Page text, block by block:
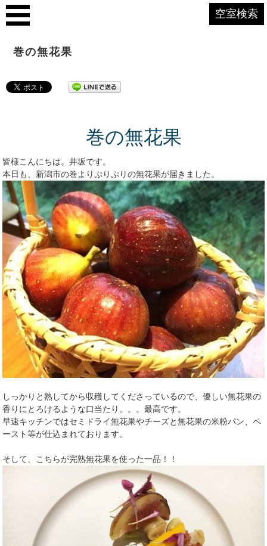
空室検索
巻の無花果
巻の無花果
皆様こんにちは。井坂です。
本日も、新潟市の巻よりぷりぷりの無花果が届きました。
しっかりと熟してから収穫してくださっているので、優しい無花果の
香りにとろけるような口当たり。。。最高です。
早速キッチンではセミドライ無花果やチーズと無花果の米粉パン、ペ
ースト等が仕込まれております。
そして、こちらが完熟無花果を使った一品！！